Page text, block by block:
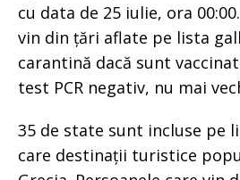
cu data de 25 iulie, ora
vin din țări aflate pe lista
carantină dacă sunt
test PCR negativ, nu mai
35 de state sunt incluse pe
care destinații turistice